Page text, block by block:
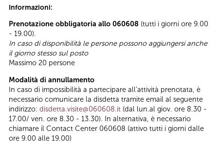
Informazioni:
Prenotazione obbligatoria allo 060608 (tutti i giorni ore 9.00
- 19.00).
In caso di disponibilità le persone possono aggiungersi anche
il giorno stesso sul posto
Massimo 20 persone
Modalità di annullamento
In caso di impossibilità a partecipare all’attività prenotata, è
necessario comunicare la disdetta tramite email al seguente
indirizzo: disdetta.visite@060608.it (dal lun.al giov. ore 8.30 -
17.00/ ven. ore 8.30 - 13.30). In alternativa, è necessario
chiamare il Contact Center 060608 (attivo tutti i giorni dalle
ore 9.00 alle 19.00)